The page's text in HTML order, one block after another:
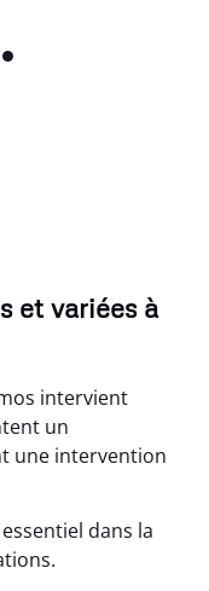
et variées à
intervient
un
une intervention
dans la